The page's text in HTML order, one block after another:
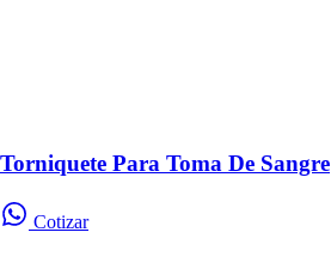
Torniquete Para Toma De Sangre
Cotizar